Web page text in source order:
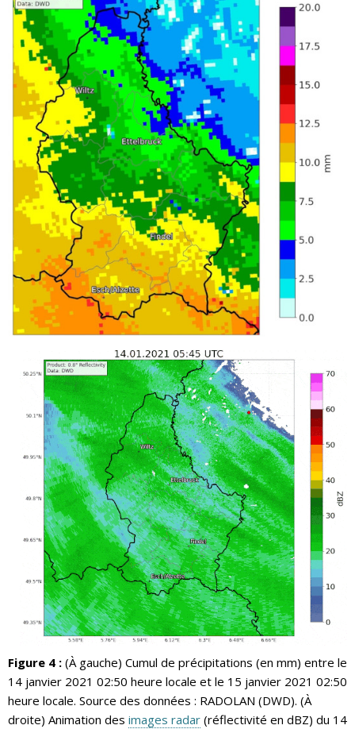
Figure 4 : (À gauche) Cumul de précipitations (en mm) entre le
14 janvier 2021 02:50 heure locale et le 15 janvier 2021 02:50
heure locale. Source des données : RADOLAN (DWD). (À
droite) Animation des images radar (réflectivité en dBZ) du 14